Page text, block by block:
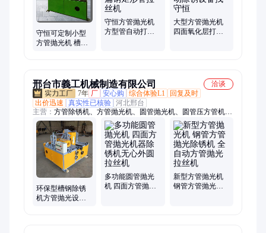
守恒可定制小型
方管抛光机 槽钢
守恒方管抛光机
方型管自动打磨
大型方管抛光机
四面氧化层打磨
邢台市義工机械制造有限公司
洽谈
7年 厂 安心购 综合体验L1
回复及时
出价迅速
真实性已核验 河北邢台
主营： 方管除锈机、方管抛光机、圆管抛光机、圆管压方管机、
钢管调直机
环保型槽钢除锈
机方管抛光设备
多功能圆管抛光
机 四面方管抛光
新型方管抛光机
钢管方管抛光除